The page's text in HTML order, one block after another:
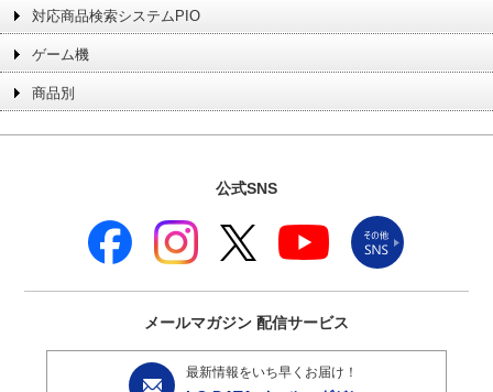
対応商品検索システムPIO
ゲーム機
商品別
公式SNS
メールマガジン 配信サービス
最新情報をいち早くお届け！